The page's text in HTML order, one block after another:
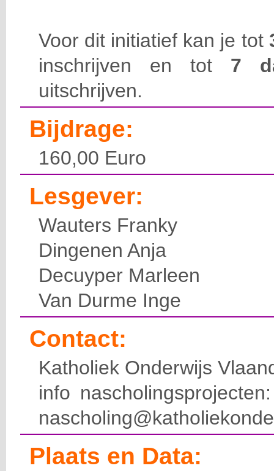
Voor dit initiatief kan je tot
inschrijven en tot 7
uitschrijven.
Bijdrage:
160,00 Euro
Lesgever:
Wauters Franky
Dingenen Anja
Decuyper Marleen
Van Durme Inge
Contact:
Katholiek Onderwijs
info
Plaats en Data: